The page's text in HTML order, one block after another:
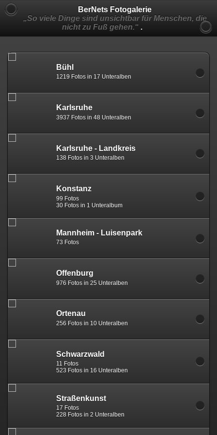
BerNets Fotogalerie
„So viele Dinge sind unsichtbar für Menschen, die
nicht zu Fuß gehen.“ .
Bühl
1219 Fotos in 17 Unteralben
Karlsruhe
3937 Fotos in 48 Unteralben
Karlsruhe - Landkreis
138 Fotos in 3 Unteralben
Konstanz
99 Fotos
30 Fotos in 1 Unteralbum
Mannheim - Luisenpark
73 Fotos
Offenburg
976 Fotos in 25 Unteralben
Ortenau
256 Fotos in 10 Unteralben
Schwarzwald
11 Fotos
523 Fotos in 16 Unteralben
Straßenkunst
17 Fotos
228 Fotos in 2 Unteralben